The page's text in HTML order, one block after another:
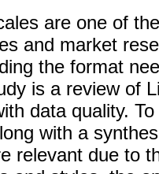
are one of
and market
the format
is a review of
data quality.
with a
relevant due to